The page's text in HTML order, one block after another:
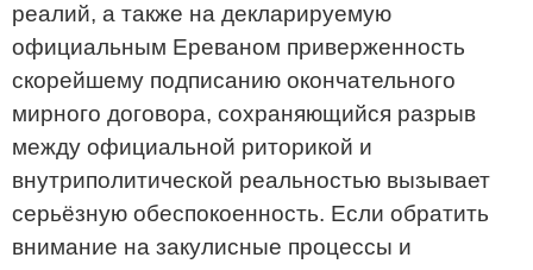
реалий, а также на декларируемую
официальным Ереваном приверженность
скорейшему подписанию окончательного
мирного договора, сохраняющийся разрыв
между официальной риторикой и
внутриполитической реальностью вызывает
серьёзную обеспокоенность. Если обратить
внимание на закулисные процессы и